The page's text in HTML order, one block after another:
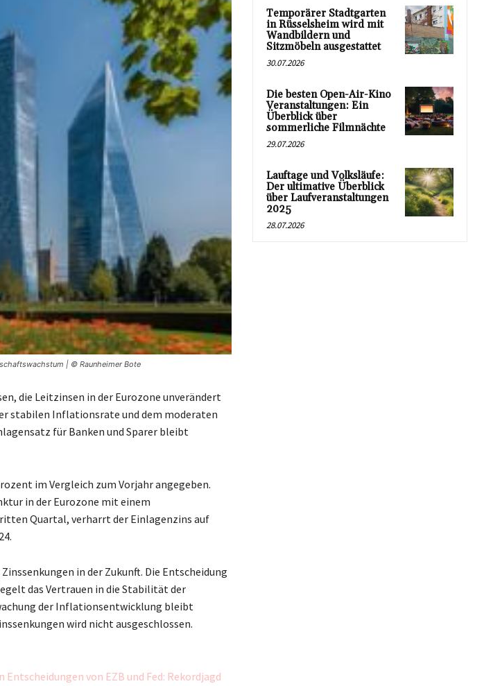
| © Raunheimer Bote
die Leitzinsen in der Eurozone unverändert
stabilen Inflationsrate und dem moderaten
für Banken und Sparer bleibt
im Vergleich zum Vorjahr angegeben.
in der Eurozone mit einem
Quartal, verharrt der Einlagenzins auf
in der Zukunft. Die Entscheidung
das Vertrauen in die Stabilität der
der Inflationsentwicklung bleibt
wird nicht ausgeschlossen.
von EZB und Fed: Rekordjagd
Temporärer Stadtgarten
in Rüsselsheim wird mit
Wandbildern und
Sitzmöbeln ausgestattet
30.07.2026
Die besten Open-Air-Kino
Veranstaltungen: Ein
Überblick über
sommerliche Filmnächte
29.07.2026
Lauftage und Volksläufe:
Der ultimative Überblick
über Laufveranstaltungen
2025
28.07.2026